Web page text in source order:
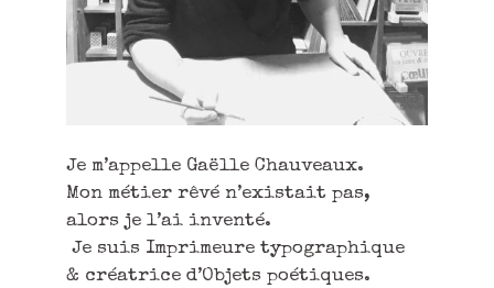
Je m’appelle Gaëlle Chauveaux.
Mon métier rêvé n’existait pas,
alors je l’ai inventé.
Je suis Imprimeure typographique
& créatrice d’Objets poétiques.